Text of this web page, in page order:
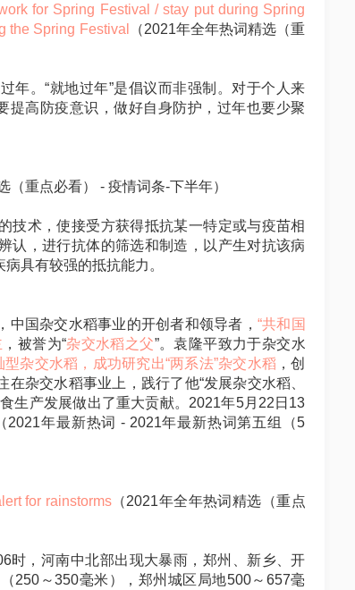
for Spring Festival / stay put during Spring
the Spring Festival
（2021年全年热词精选（重
年。“就地过年”是倡议而非强制。对于个人来
提高防疫意识，做好自身防护，过年也要少聚
（重点必看） - 疫情词条-下半年）
技术，使接受方获得抵抗某一特定或与疫苗相
认，进行抗体的筛选和制造，以产生对抗该病
具有较强的抵抗能力。
，中国杂交水稻事业的开创者和领导者， “共和国
，被誉为“杂交水稻之父”。袁隆平致力于杂交水
型杂交水稻，成功研究出“两系法”杂交水稻 ，创
杂交水稻事业上，践行了他“发展杂交水稻、
生产发展做出了重大贡献。2021年5月22日13
年最新热词 - 2021年最新热词第五组（5
for rainstorms（2021年全年热词精选（重点
时，河南中北部出现大暴雨，郑州、新乡、开
250～350毫米），郑州城区局地500～657毫